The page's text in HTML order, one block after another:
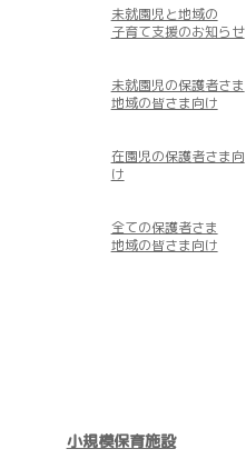
未就園児と地域の
子育て支援のお知らせ
未就園児の保護者さま
地域の皆さま向け
在園児の保護者さま向
け
全ての保護者さま
地域の皆さま向け
小規模保育施設